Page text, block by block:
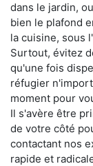
dans le jardin,
bien le plafond
la cuisine, sous
Surtout, évitez
qu'une fois
réfugier
moment pour
Il s'avère être
de votre côté
contactant nos
rapide et